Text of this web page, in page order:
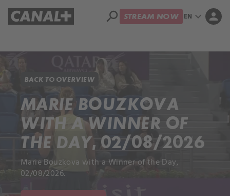
search STREAM NOW EN expand_more person
BACK TO OVERVIEW
MARIE BOUZKOVA
WITH A WINNER OF
THE DAY, 02/08/2026
Marie Bouzkova with a Winner of the Day,
02/08/2026.